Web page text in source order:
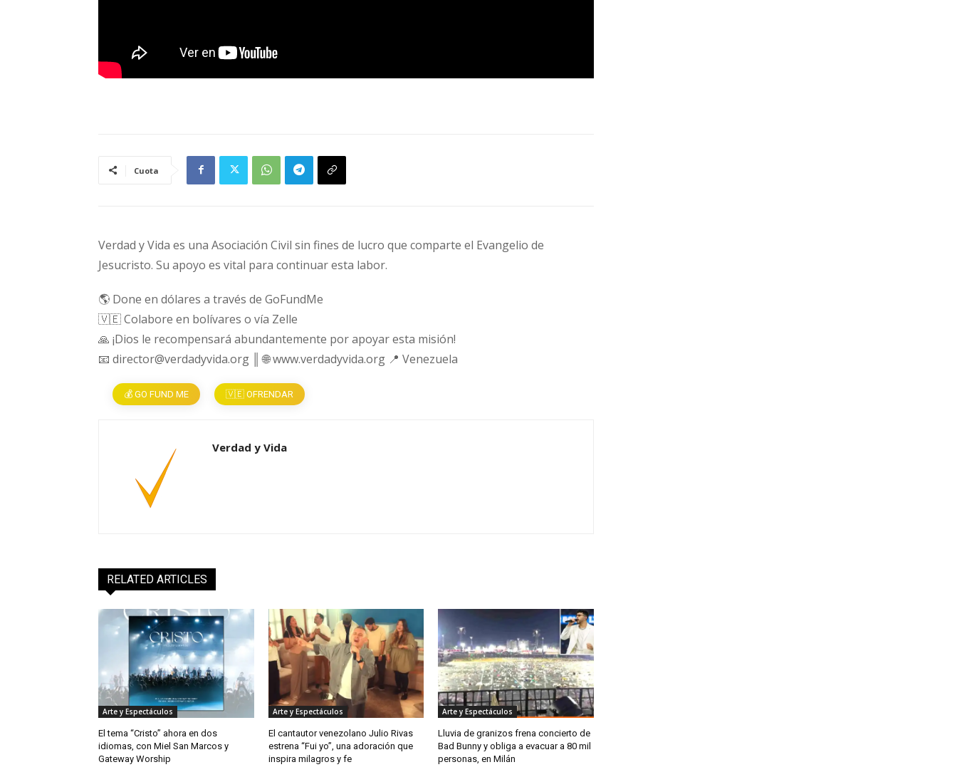
Cuota
Verdad y Vida es una Asociación Civil sin fines de lucro que comparte el Evangelio de
Jesucristo. Su apoyo es vital para continuar esta labor.
🌎 Done en dólares a través de GoFundMe
🇻🇪 Colabore en bolívares o vía Zelle
🙏 ¡Dios le recompensará abundantemente por apoyar esta misión!
📧 director@verdadyvida.org ║ 🌐 www.verdadyvida.org 📍 Venezuela
💰 GO FUND ME 🇻🇪 OFRENDAR
Verdad y Vida
RELATED ARTICLES
Arte y Espectáculos
El tema “Cristo” ahora en dos
idiomas, con Miel San Marcos y
Gateway Worship
Arte y Espectáculos
El cantautor venezolano Julio Rivas
estrena “Fui yo”, una adoración que
inspira milagros y fe
Arte y Espectáculos
Lluvia de granizos frena concierto de
Bad Bunny y obliga a evacuar a 80 mil
personas, en Milán